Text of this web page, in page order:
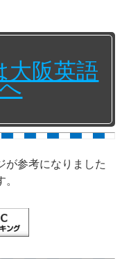
大阪英語
が参考になりました